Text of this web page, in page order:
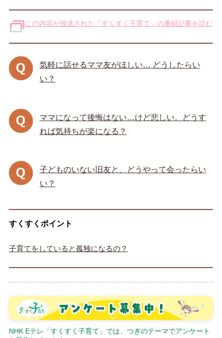
この内容が放送された「すくすく子育て」の番組記事を読む
気軽に話せるママ友がほしい… どうしたらい
い？
ママになって後悔はない…けど悲しい。どうす
れば気持ちが楽になる？
子どものいない旧友と、どうやって会ったらい
い？
すくすくポイント
子育てをしていると孤独になるの？
NHK Eテレ「すくすく子育て」では、つぎのテーマでアンケート